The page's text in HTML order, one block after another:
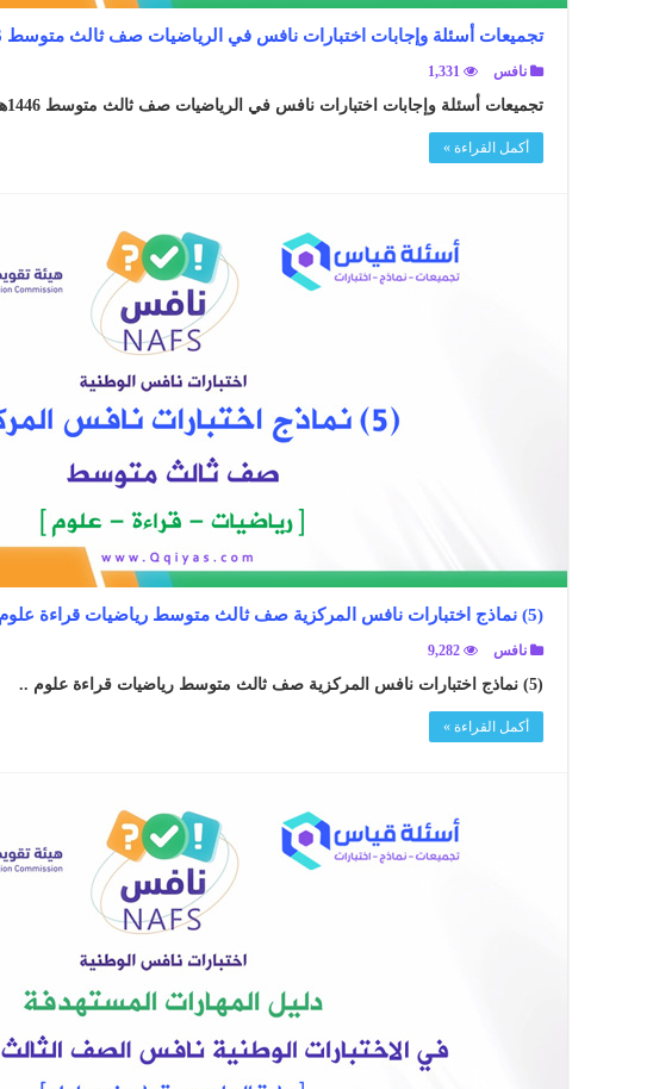
تجميعات أسئلة وإجابات اختبارات نافس في الرياضيات صف ثالث متوسط 1446هـ
نافس 1,331
تجميعات أسئلة وإجابات اختبارات نافس في الرياضيات صف ثالث متوسط 1446هـ ..
أكمل القراءة »
(5) نماذج اختبارات نافس المركزية صف ثالث متوسط رياضيات قراءة علوم
نافس 9,282
(5) نماذج اختبارات نافس المركزية صف ثالث متوسط رياضيات قراءة علوم ..
أكمل القراءة »